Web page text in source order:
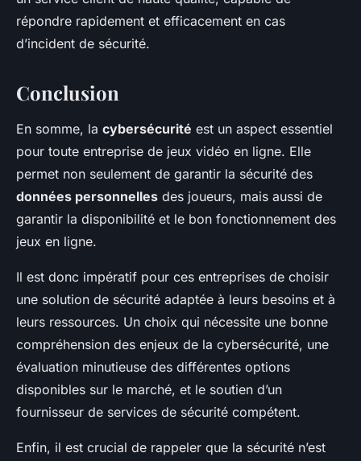
répondre rapidement et efficacement en cas
d’incident de sécurité.
Conclusion
En somme, la cybersécurité est un aspect essentiel
pour toute entreprise de jeux vidéo en ligne. Elle
permet non seulement de garantir la sécurité des
données personnelles des joueurs, mais aussi de
garantir la disponibilité et le bon fonctionnement des
jeux en ligne.
Il est donc impératif pour ces entreprises de choisir
une solution de sécurité adaptée à leurs besoins et à
leurs ressources. Un choix qui nécessite une bonne
compréhension des enjeux de la cybersécurité, une
évaluation minutieuse des différentes options
disponibles sur le marché, et le soutien d’un
fournisseur de services de sécurité compétent.
Enfin, il est crucial de rappeler que la sécurité n’est